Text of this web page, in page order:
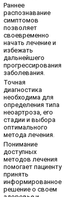
Раннее
распознавание
симптомов
позволяет
своевременно
начать лечение и
избежать
дальнейшего
прогрессирования
заболевания.
Точная
диагностика
необходима для
определения типа
неоартроза, его
стадии и выбора
оптимального
метода лечения.
Понимание
доступных
методов лечения
помогает пациенту
принять
информированное
решение о своем